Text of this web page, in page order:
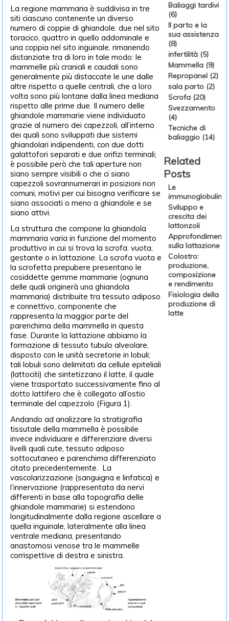
La regione mammaria è suddivisa in tre
siti ciascuno contenente un diverso
numero di coppie di ghiandole: due nel sito
toracico, quattro in quello addominale e
una coppia nel sito inguinale, rimanendo
distanziate tra di loro in tale modo: le
mammelle più craniali e caudali sono
generalmente più distaccate le une dalle
altre rispetto a quelle centrali, che a loro
volta sono più lontane dalla linea mediana
rispetto alle prime due. Il numero delle
ghiandole mammarie viene individuato
grazie al numero dei capezzoli, all’interno
dei quali sono sviluppati due sistemi
ghiandolari indipendenti, con due dotti
galattofori separati e due orifizi terminali;
è possibile però che tali aperture non
siano sempre visibili o che ci siano
capezzoli sovrannumerari in posizioni non
comuni, motivi per cui bisogna verificare se
siano associati o meno a ghiandole e se
siano attivi.
La struttura che compone la ghiandola
mammaria varia in funzione del momento
produttivo in cui si trova la scrofa: vuota,
gestante o in lattazione. La scrofa vuota e
la scrofetta prepubere presentano le
cosiddette gemme mammarie (ognuna
delle quali originerà una ghiandola
mammaria) distribuite tra tessuto adiposo
e connettivo, componente che
rappresenta la maggior parte del
parenchima della mammella in questa
fase. Durante la lattazione abbiamo la
formazione di tessuto tubulo alveolare,
disposto con le unità secretorie in lobuli;
tali lobuli sono delimitati da cellule epiteliali
(lattociti) che sintetizzano il latte, il quale
viene trasportato successivamente fino al
dotto lattifero che è collegato all’ostio
terminale del capezzolo (Figura 1).
Andando ad analizzare la stratigrafia
tissutale della mammella è possibile
invece individuare e differenziare diversi
livelli quali cute, tessuto adiposo
sottocutaneo e parenchima differenziato
citato precedentemente. La
vascolarizzazione (sanguigna e linfatica) e
l’innervazione (rappresentata da nervi
differenti in base alla topografia delle
ghiandole mammarie) si estendono
longitudinalmente dalla regione ascellare a
quella inguinale, lateralmente alla linea
ventrale mediana, presentando
anastomosi venose tra le mammelle
corrispettive di destra e sinistra.
Baliaggi tardivi
(6)
Il parto e la
sua assistenza
(8)
infertilità (5)
Mammella (9)
Repropanel (2)
sala parto (2)
Scrofa (20)
Svezzamento
(4)
Tecniche di
baliaggio (14)
Related
Posts
Le
immunoglobuline
Sviluppo e
crescita dei
lattonzoli
Approfondimenti
sulla lattazione
Colostro:
produzione,
composizione
e rendimento
Fisiologia della
produzione di
latte